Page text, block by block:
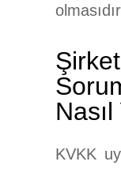
Nasıl
KVKK